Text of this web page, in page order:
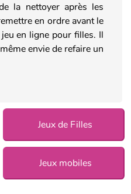
la nettoyer après les
en ordre avant le
en ligne pour filles. Il
envie de refaire un
Jeux de Filles
Jeux mobiles